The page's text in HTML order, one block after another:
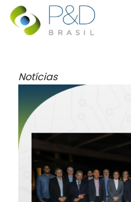
Notícias